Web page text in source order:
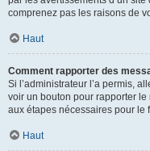
comprenez pas les raisons de
Haut
Comment rapporter des
Si l’administrateur l’a permis,
voir un bouton pour rapporter
aux étapes nécessaires pour le
Haut